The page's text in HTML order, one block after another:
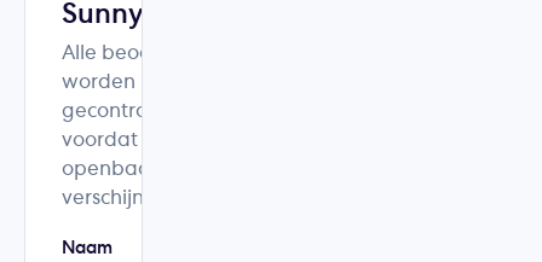
Sunny Energy
Alle beoordelingen
worden
gecontroleerd
voordat ze
openbaar
verschijnen.
Naam